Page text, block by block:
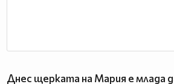
Днес щерката на Мария е млада